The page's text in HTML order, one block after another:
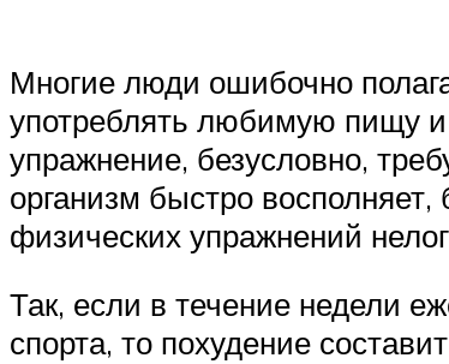
Многие люди ошибочно
употреблять любимую пищу
упражнение, безусловно,
организм быстро восполняет,
физических упражнений
Так, если в течение недели
спорта, то похудение